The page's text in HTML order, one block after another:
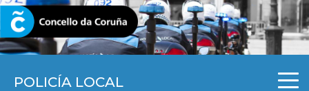
POLICÍA LOCAL
CORUNA.GAL